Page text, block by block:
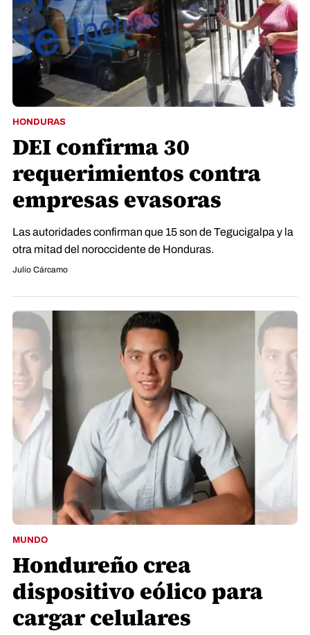
HONDURAS
DEI confirma 30
requerimientos contra
empresas evasoras
Las autoridades confirman que 15 son de Tegucigalpa y la
otra mitad del noroccidente de Honduras.
Julio Cárcamo
MUNDO
Hondureño crea
dispositivo eólico para
cargar celulares